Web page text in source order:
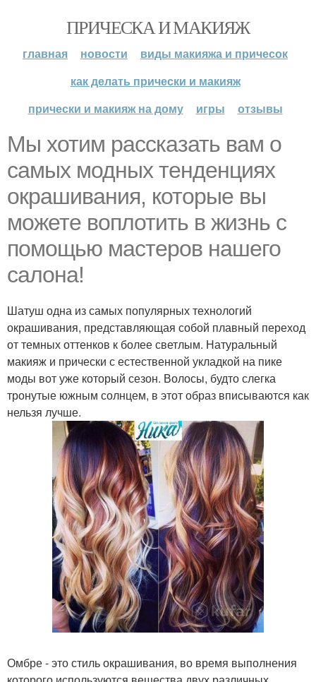
ПРИЧЕСКА И МАКИЯЖ
главная новости
виды макияжа и причесок
как делать прически и макияж
прически и макияж на дому
игры отзывы
Мы хотим рассказать вам о
самых модных тенденциях
окрашивания, которые вы
можете воплотить в жизнь с
помощью мастеров нашего
салона!
Шатуш одна из самых популярных технологий
окрашивания, представляющая собой плавный переход
от темных оттенков к более светлым. Натуральный
макияж и прически с естественной укладкой на пике
моды вот уже который сезон. Волосы, будто слегка
тронутые южным солнцем, в этот образ вписываются как
нельзя лучше.
Омбре - это стиль окрашивания, во время выполнения